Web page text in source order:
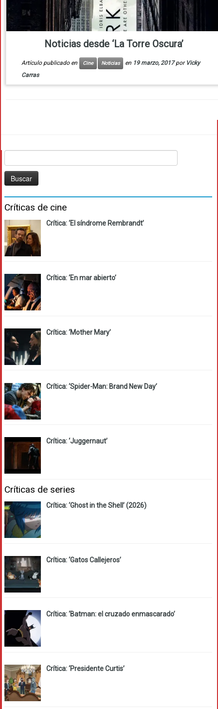
Noticias desde ‘La Torre Oscura’
Artículo publicado en Cine Noticias en 19 marzo, 2017 por Vicky
Carras
Críticas de cine
Crítica: ‘El síndrome Rembrandt’
Crítica: ‘En mar abierto’
Crítica: ‘Mother Mary’
Crítica: ‘Spider-Man: Brand New Day’
Crítica: ‘Juggernaut’
Críticas de series
Crítica: ‘Ghost in the Shell’ (2026)
Crítica: ‘Gatos Callejeros’
Crítica: ‘Batman: el cruzado enmascarado’
Crítica: ‘Presidente Curtis’